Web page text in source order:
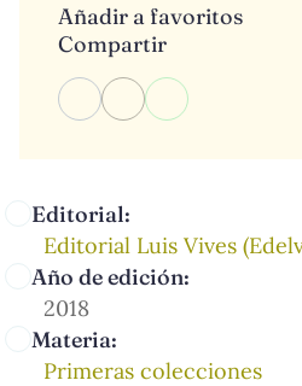
Editorial:
Editorial Luis Vives
Año de edición:
2018
Materia:
Primeras colecciones
Añadir a favoritos
Compartir